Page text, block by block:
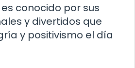
conocido por sus
y divertidos que
y positivismo el día